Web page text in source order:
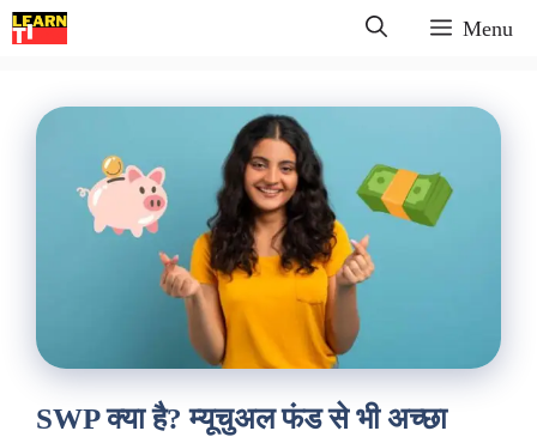
Skip
to
Menu
SWP क्या है? म्यूचुअल फंड से भी अच्छा